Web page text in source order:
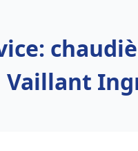
Vaillant